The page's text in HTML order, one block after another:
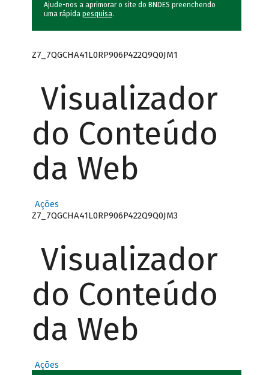
Ajude-nos a aprimorar o site do BNDES preenchendo
uma rápida pesquisa.
Z7_7QGCHA41L0RP906P422Q9Q0JM1
Visualizador
do Conteúdo
da Web
Ações
Z7_7QGCHA41L0RP906P422Q9Q0JM3
Visualizador
do Conteúdo
da Web
Ações